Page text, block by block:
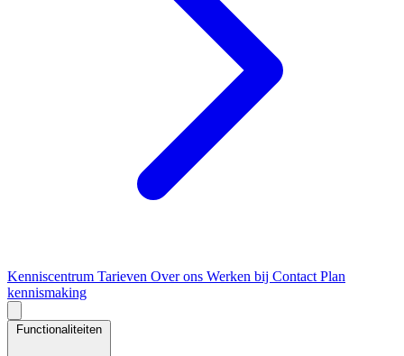
Kenniscentrum Tarieven Over ons Werken bij Contact Plan
kennismaking
Functionaliteiten